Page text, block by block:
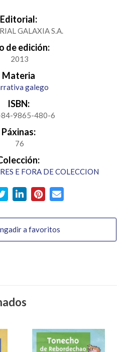
Editorial:
GALAXIA S.A.
de edición:
2013
Materia
galego
ISBN:
9865-480-6
Páxinas:
76
E FORA DE COLECCION
a favoritos